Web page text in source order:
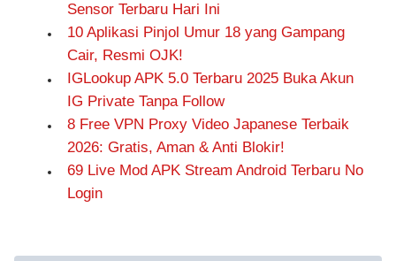
Sensor Terbaru Hari Ini
10 Aplikasi Pinjol Umur 18 yang Gampang
Cair, Resmi OJK!
IGLookup APK 5.0 Terbaru 2025 Buka Akun
IG Private Tanpa Follow
8 Free VPN Proxy Video Japanese Terbaik
2026: Gratis, Aman & Anti Blokir!
69 Live Mod APK Stream Android Terbaru No
Login